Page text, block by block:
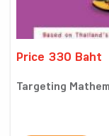
Price 330 Baht
Targeting